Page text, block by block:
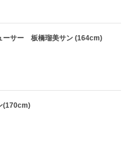
ーサー 板橋瑠美サン (164cm)
(170cm)